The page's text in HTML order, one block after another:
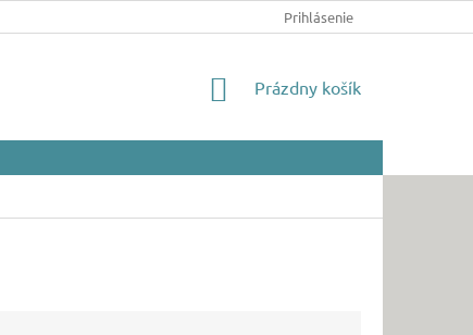
OSOBNÝCH ÚDAJOV Prihlásenie
NÁKUPNÝ
Prázdny košík